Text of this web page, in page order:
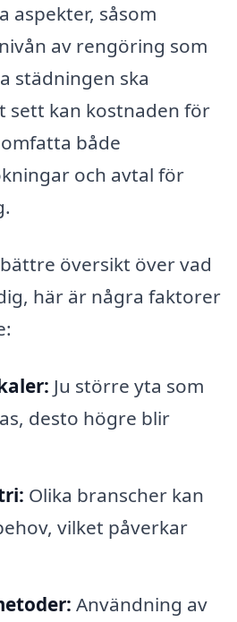
aspekter, såsom
av rengöring som
städningen ska
sett kan kostnaden för
både
och avtal för
översikt över vad
här är några faktorer
Ju större yta som
desto högre blir
Olika branscher kan
vilket påverkar
Användning av